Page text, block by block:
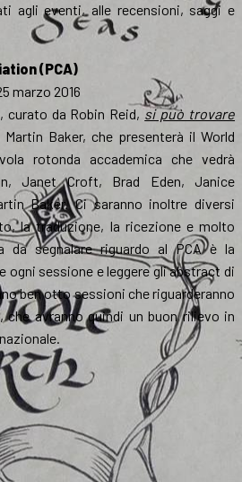
agli eventi, alle recensioni, saggi e
(PCA)
marzo 2016
curato da Robin Reid, si può trovare
Baker, che presenterà il World
rotonda accademica che vedrà
Janet Croft, Brad Eden, Janice
Baker. Ci saranno inoltre diversi
la traduzione, la ricezione e molto
da segnalare riguardo al PCA è la
ogni sessione e leggere gli abstract di
ben otto sessioni che riguarderanno
che avranno quindi un buon rilievo in